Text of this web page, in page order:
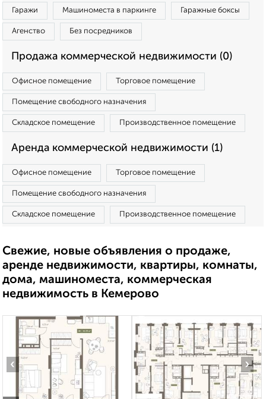
Гаражи Машиноместа в паркинге Гаражные боксы
Агенство Без посредников
Продажа коммерческой недвижимости (0)
Офисное помещение Торговое помещение
Помещение свободного назначения
Складское помещение Производственное помещение
Аренда коммерческой недвижимости (1)
Офисное помещение Торговое помещение
Помещение свободного назначения
Складское помещение Производственное помещение
Свежие, новые объявления о продаже,
аренде недвижимости, квартиры, комнаты,
дома, машиноместа, коммерческая
недвижимость в Кемерово
‹ ›